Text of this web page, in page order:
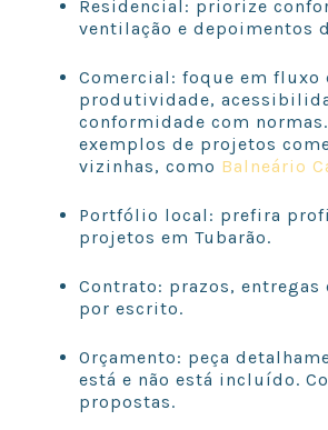
Residencial: priorize
ventilação e depoimentos
Comercial: foque em fluxo
produtividade,
conformidade com
exemplos de projetos
vizinhas, como Balneário
Portfólio local: prefira
projetos em Tubarão.
Contrato: prazos, entregas
por escrito.
Orçamento: peça
está e não está incluído.
propostas.